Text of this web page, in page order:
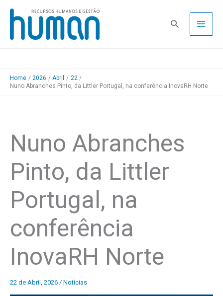
Skip
content
Pesquisa
Home 2026 Abril
22
Nuno Abranches Pinto, da Littler Portugal, na conferência InovaRH Norte
Nuno Abranches
Pinto, da Littler
Portugal, na
conferência
InovaRH Norte
22 de Abril, 2026 / Notícias